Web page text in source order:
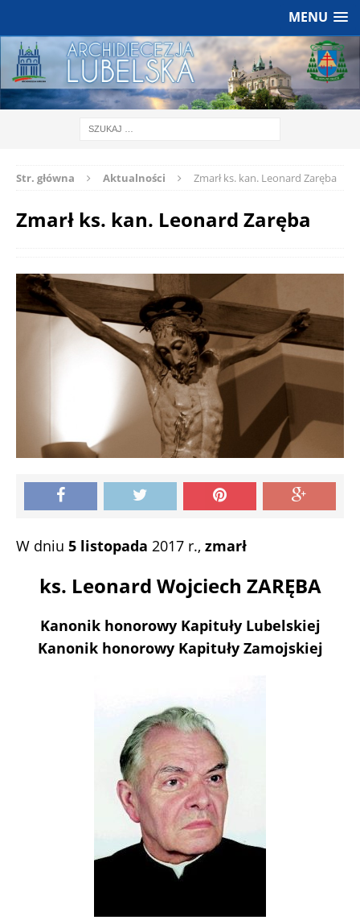
MENU
Str. główna Aktualności Zmarł ks. kan. Leonard Zaręba
Zmarł ks. kan. Leonard Zaręba
W dniu 5 listopada 2017 r., zmarł
ks. Leonard Wojciech ZARĘBA
Kanonik honorowy Kapituły Lubelskiej
Kanonik honorowy Kapituły Zamojskiej